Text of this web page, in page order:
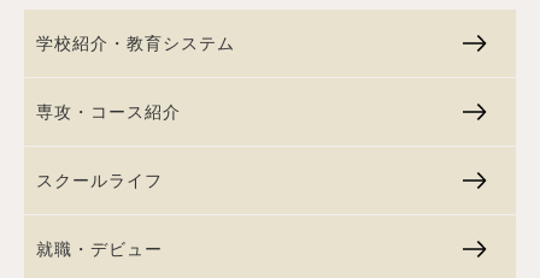
学校紹介・教育システム
専攻・コース紹介
スクールライフ
就職・デビュー